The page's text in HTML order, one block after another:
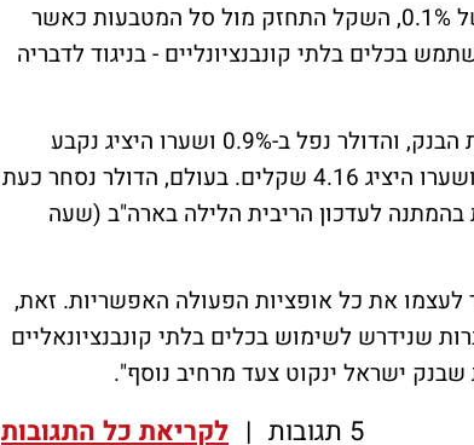
יום לאחר שבנק ישראל הותיר את הריבית על ברמה של 0.1%, השקל התחזק מול סל המטבעות כאשר
בכלים בלתי קונבנציונליים - בניגוד לדבריה
הודעת הריבית לא כללה אף רמז לשינוי צפוי במדיניות הבנק, והדולר נפל ב-0.9% ושערו היציג נקבע
ברמה של 3.77 שקלים. האירו ירד בשיעור של 1.2% ושערו היציג 4.16 שקלים. בעולם, הדולר נסחר כעת
של 1.11 דולר לאירו, זאת בהמתנה לעדכון הריבית הלילה בארה"ב (שעה
לעצמו את כל אופציות הפעולה האפשריות. זאת,
שנידרש לשימוש בכלים בלתי קונבנציונאליים
ישראל ינקוט צעד מרחיב נוסף".
5 תגובות | לקריאת כל התגובות